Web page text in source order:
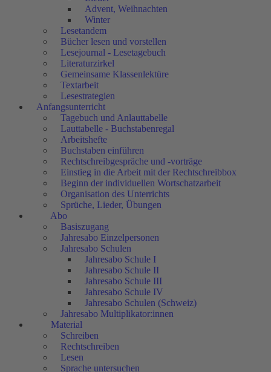
Advent, Weihnachten
Winter
Lesetandem
Bücher lesen und vorstellen
Lesejournal - Lesetagebuch
Literaturzirkel
Gemeinsame Klassenlektüre
Textarbeit
Lesestrategien
Anfangsunterricht
Tagebuch und Anlauttabelle
Lauttabelle - Buchstabenregal
Arbeitshefte
Buchstaben einführen
Rechtschreibgespräche und -vorträge
Einstieg in die Arbeit mit der Rechtschreibbox
Beginn der individuellen Wortschatzarbeit
Organisation des Unterrichts
Sprüche, Lieder, Übungen
Abo
Basiszugang
Jahresabo Einzelpersonen
Jahresabo Schulen
Jahresabo Schule I
Jahresabo Schule II
Jahresabo Schule III
Jahresabo Schule IV
Jahresabo Schulen (Schweiz)
Jahresabo Multiplikator:innen
Material
Schreiben
Rechtschreiben
Lesen
Sprache untersuchen